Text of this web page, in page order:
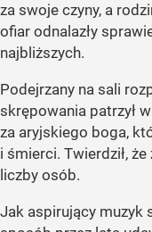
za swoje czyny, a
ofiar odnalazły
najbliższych.
Podejrzany na sali
skrępowania patrzył
za aryjskiego boga,
i śmierci. Twierdził, że
liczby osób.
Jak aspirujący muzyk